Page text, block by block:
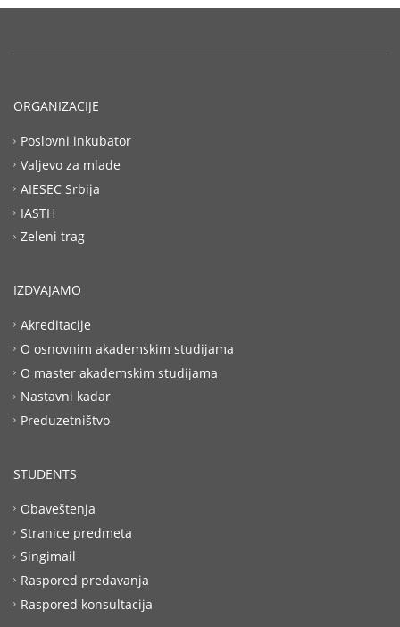
ORGANIZACIJE
Poslovni inkubator
Valjevo za mlade
AIESEC Srbija
IASTH
Zeleni trag
IZDVAJAMO
Akreditacije
O osnovnim akademskim studijama
O master akademskim studijama
Nastavni kadar
Preduzetništvo
STUDENTS
Obaveštenja
Stranice predmeta
Singimail
Raspored predavanja
Raspored konsultacija